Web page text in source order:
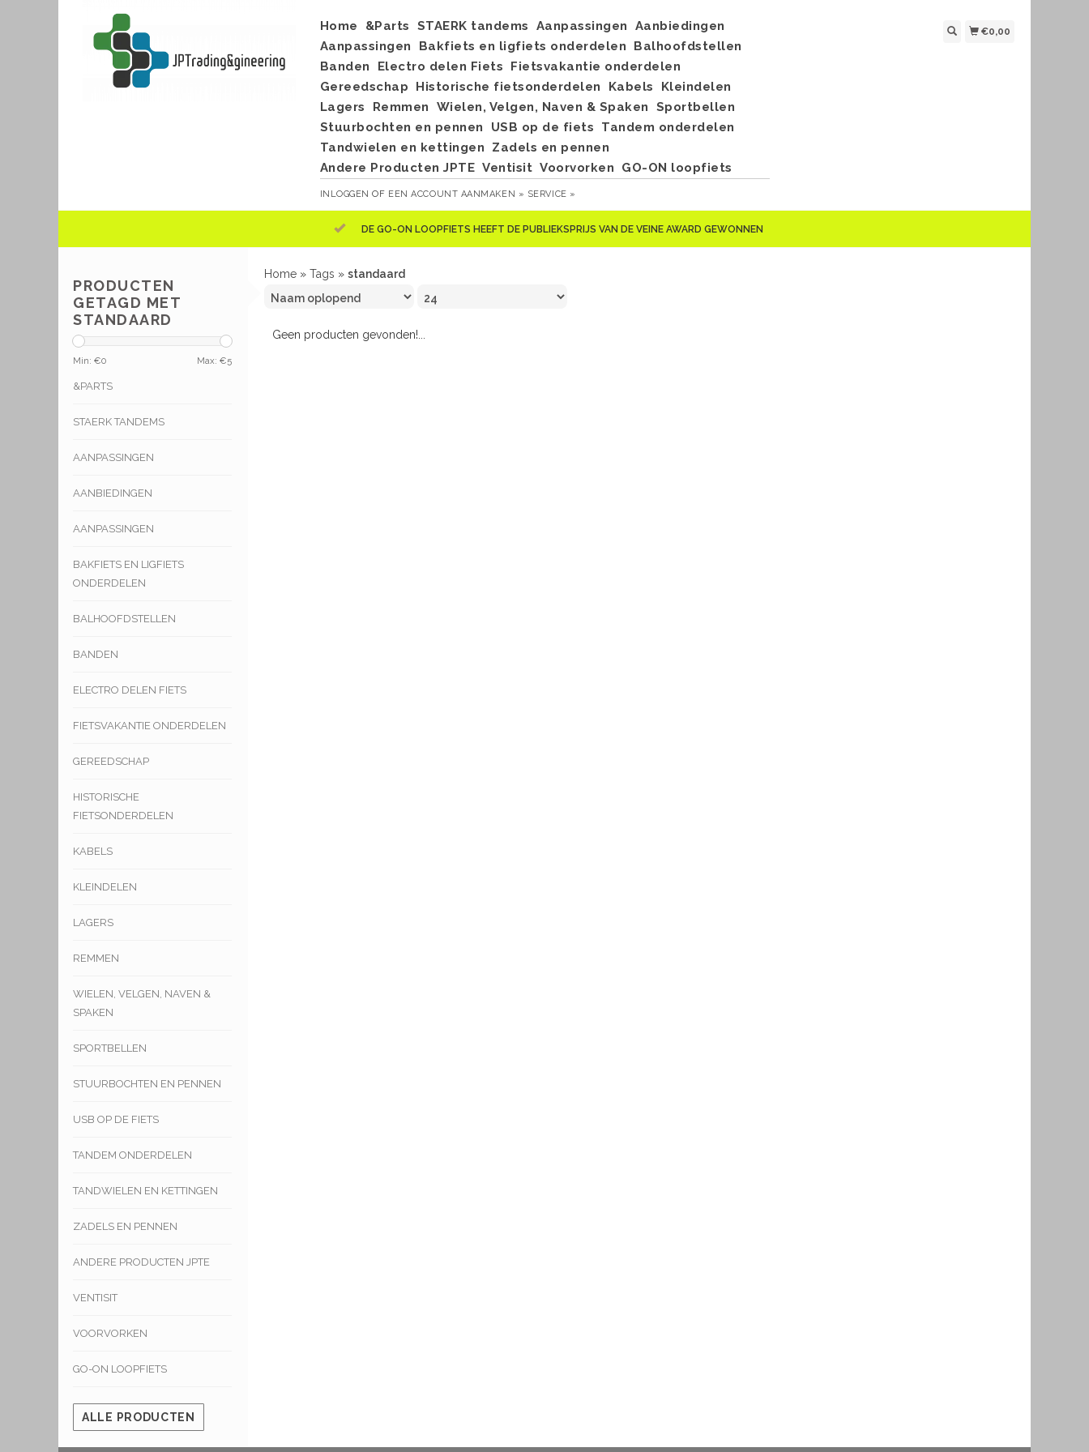
Home &Parts STAERK tandems Aanpassingen
Aanbiedingen
Aanpassingen
Bakfiets en ligfiets onderdelen
Balhoofdstellen
Banden
Electro delen Fiets
Fietsvakantie onderdelen
Gereedschap
Historische fietsonderdelen Kabels
Kleindelen
Lagers
Remmen Wielen, Velgen, Naven & Spaken
Sportbellen
Stuurbochten en pennen
USB op de fiets
Tandem onderdelen
Tandwielen en kettingen
Zadels en pennen
Andere Producten JPTE Ventisit Voorvorken GO-ON loopfiets
INLOGGEN OF EEN ACCOUNT AANMAKEN » SERVICE »
€0,00
DE GO-ON LOOPFIETS HEEFT DE PUBLIEKSPRIJS VAN DE VEINE AWARD GEWONNEN
PRODUCTEN
GETAGD MET
STANDAARD
Min: €0 Max: €5
&PARTS
STAERK TANDEMS
AANPASSINGEN
AANBIEDINGEN
AANPASSINGEN
BAKFIETS EN LIGFIETS
ONDERDELEN
BALHOOFDSTELLEN
BANDEN
ELECTRO DELEN FIETS
FIETSVAKANTIE ONDERDELEN
GEREEDSCHAP
HISTORISCHE
FIETSONDERDELEN
KABELS
KLEINDELEN
LAGERS
REMMEN
WIELEN, VELGEN, NAVEN &
SPAKEN
SPORTBELLEN
STUURBOCHTEN EN PENNEN
USB OP DE FIETS
TANDEM ONDERDELEN
TANDWIELEN EN KETTINGEN
ZADELS EN PENNEN
ANDERE PRODUCTEN JPTE
VENTISIT
VOORVORKEN
GO-ON LOOPFIETS
ALLE PRODUCTEN
Home » Tags » standaard
Geen producten gevonden!...